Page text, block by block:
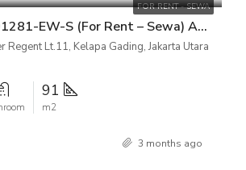
FOR RENT - SEWA
P3KPG-00001281-EW-S (For Rent – Sewa) Apartemen Sherwood Tower Regent Lt.11, Kelapa Gading, Jakarta Utara
Lt.11, Kelapa Gading, Jakarta Utara
91
m2
3 months ago